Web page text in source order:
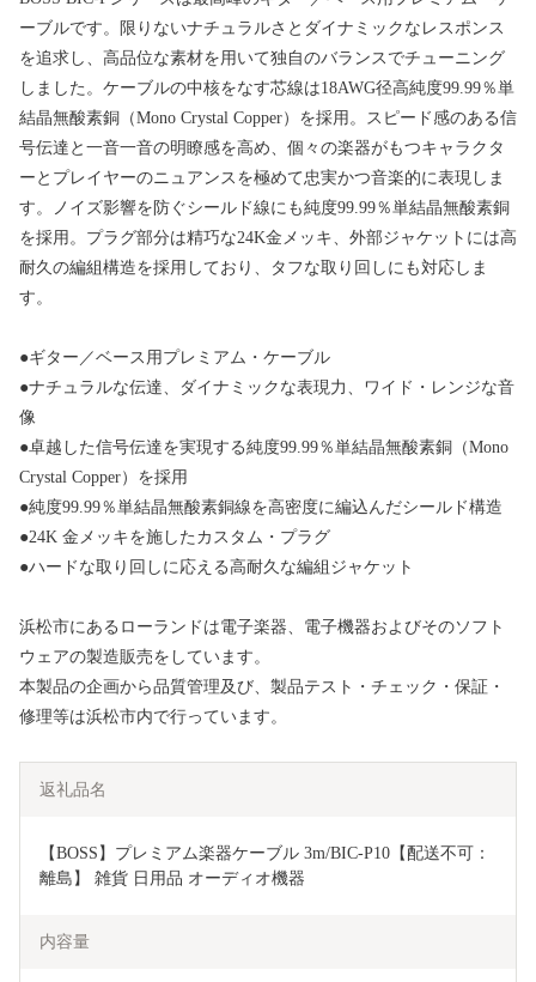
ーブルです。限りないナチュラルさとダイナミックなレスポンス
を追求し、高品位な素材を用いて独自のバランスでチューニング
しました。ケーブルの中核をなす芯線は18AWG径高純度99.99％単
結晶無酸素銅（Mono Crystal Copper）を採用。スピード感のある信
号伝達と一音一音の明瞭感を高め、個々の楽器がもつキャラクタ
ーとプレイヤーのニュアンスを極めて忠実かつ音楽的に表現しま
す。ノイズ影響を防ぐシールド線にも純度99.99％単結晶無酸素銅
を採用。プラグ部分は精巧な24K金メッキ、外部ジャケットには高
耐久の編組構造を採用しており、タフな取り回しにも対応しま
す。
●ギター／ベース用プレミアム・ケーブル
●ナチュラルな伝達、ダイナミックな表現力、ワイド・レンジな音
像
●卓越した信号伝達を実現する純度99.99％単結晶無酸素銅（Mono
Crystal Copper）を採用
●純度99.99％単結晶無酸素銅線を高密度に編込んだシールド構造
●24K 金メッキを施したカスタム・プラグ
●ハードな取り回しに応える高耐久な編組ジャケット
浜松市にあるローランドは電子楽器、電子機器およびそのソフト
ウェアの製造販売をしています。
本製品の企画から品質管理及び、製品テスト・チェック・保証・
修理等は浜松市内で行っています。
返礼品名
【BOSS】プレミアム楽器ケーブル 3m/BIC-P10【配送不可：
離島】 雑貨 日用品 オーディオ機器
内容量